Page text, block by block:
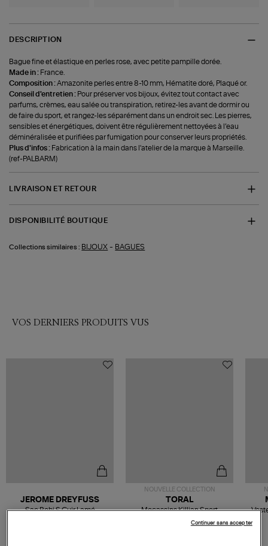
DESCRIPTION
Bague fine et élastique en perles rose, avec petite pampille dorée.
Made in : France.
Composition :Amazonite perles entre 8-10 mm, Hématite doré, Plaqué or.
Conseil d'entretien : Pour préserver vos bijoux, évitez tout contact avec
parfums, crèmes, eau salée ou transpiration, retirez-les avant de dormir ou
de faire du sport, et rangez-les séparément dans un endroit sec. Les pierres,
sensibles et énergétiques, doivent être régulièrement nettoyées à l’eau
déminéralisée et purifiées par fumigation pour conserver leurs propriétés.
Plus d'infos : Fabrication à la main dans l'atelier de la marque à Marseille.
(ref-PALBARM)
LIVRAISON ET RETOUR
DISPONIBILITÉ BOUTIQUE
Collections similaires : BIJOUX - BAGUES
VOS DERNIERS PRODUITS VUS
JEROME DREYFUSS
Sac Bobi S Cuir Lamé
NOUVELLE COLLECTION
189,00 €
TORAL
Mocassins Killian Sport
Continuer sans accepter